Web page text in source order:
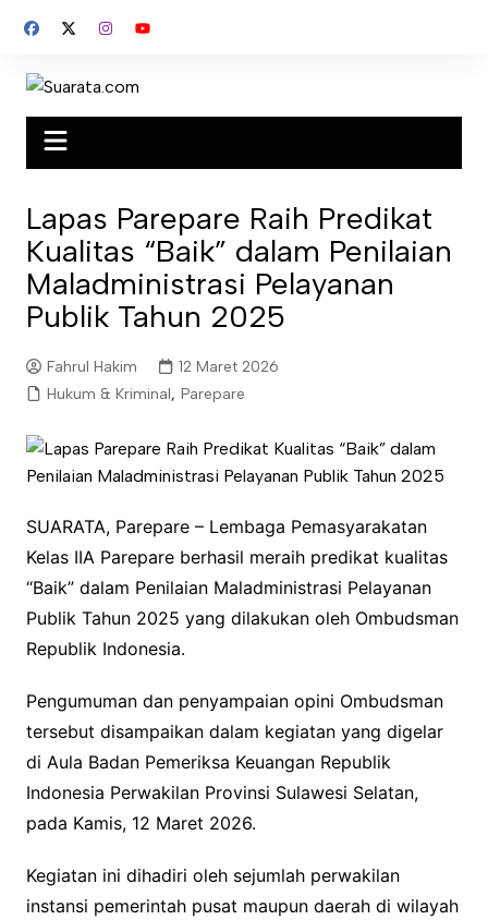
Lapas Parepare Raih Predikat
Kualitas “Baik” dalam Penilaian
Maladministrasi Pelayanan
Publik Tahun 2025
Fahrul Hakim
12 Maret 2026
Hukum & Kriminal, Parepare
SUARATA, Parepare – Lembaga Pemasyarakatan
Kelas IIA Parepare berhasil meraih predikat kualitas
“Baik” dalam Penilaian Maladministrasi Pelayanan
Publik Tahun 2025 yang dilakukan oleh Ombudsman
Republik Indonesia.
Pengumuman dan penyampaian opini Ombudsman
tersebut disampaikan dalam kegiatan yang digelar
di Aula Badan Pemeriksa Keuangan Republik
Indonesia Perwakilan Provinsi Sulawesi Selatan,
pada Kamis, 12 Maret 2026.
Kegiatan ini dihadiri oleh sejumlah perwakilan
instansi pemerintah pusat maupun daerah di wilayah